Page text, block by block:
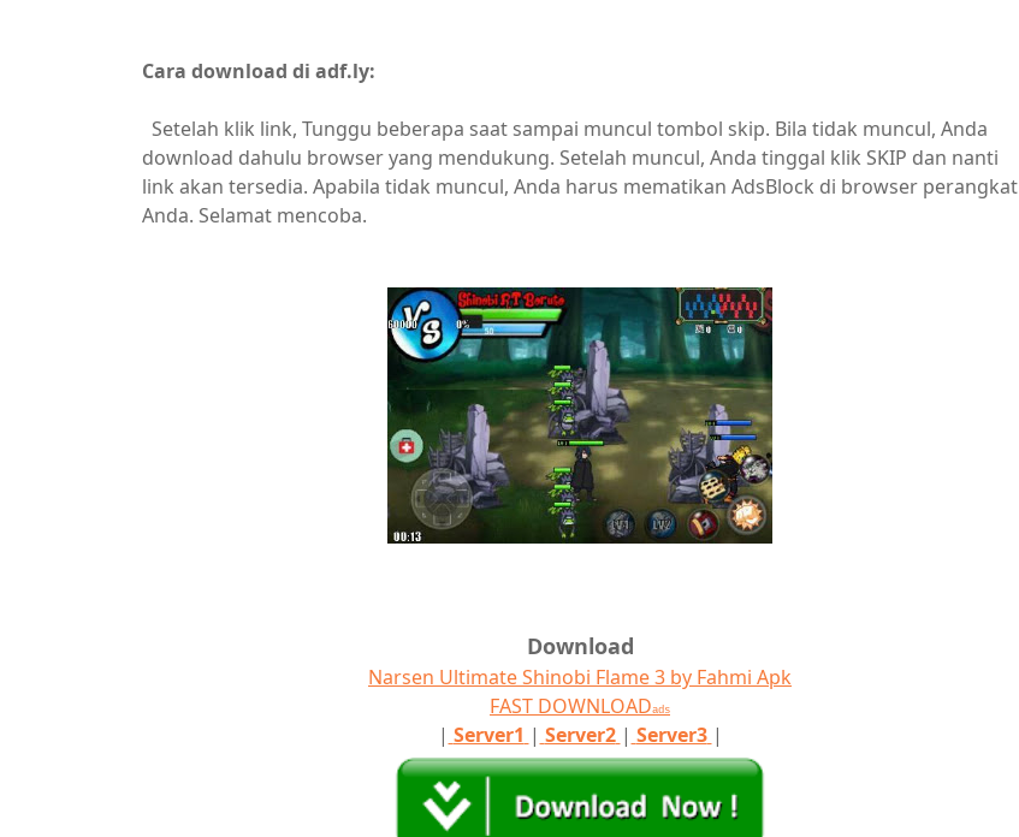
Cara download di adf.ly:
Setelah klik link, Tunggu beberapa saat sampai muncul tombol skip. Bila tidak muncul, Anda
download dahulu browser yang mendukung. Setelah muncul, Anda tinggal klik SKIP dan nanti
link akan tersedia. Apabila tidak muncul, Anda harus mematikan AdsBlock di browser perangkat
Anda. Selamat mencoba.
Download
Narsen Ultimate Shinobi Flame 3 by Fahmi Apk
FAST DOWNLOADads
| Server1 | Server2 | Server3 |